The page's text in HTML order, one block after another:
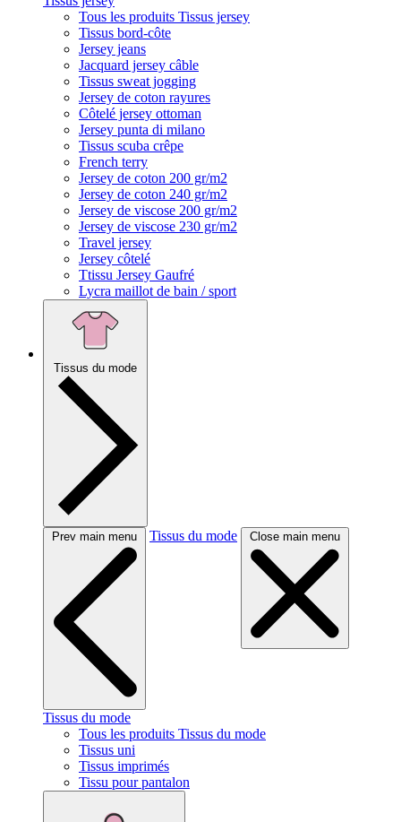
Tous les produits Tissus jersey
Tissus bord-côte
Jersey jeans
Jacquard jersey câble
Tissus sweat jogging
Jersey de coton rayures
Côtelé jersey ottoman
Jersey punta di milano
Tissus scuba crêpe
French terry
Jersey de coton 200 gr/m2
Jersey de coton 240 gr/m2
Jersey de viscose 200 gr/m2
Jersey de viscose 230 gr/m2
Travel jersey
Jersey côtelé
Ttissu Jersey Gaufré
Lycra maillot de bain / sport
Tissus du mode
Prev main menu Tissus du mode Close main menu
Tissus du mode
Tous les produits Tissus du mode
Tissus uni
Tissus imprimés
Tissu pour pantalon